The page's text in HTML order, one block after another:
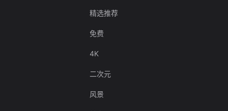
精选推荐
免费
4K
二次元
风景